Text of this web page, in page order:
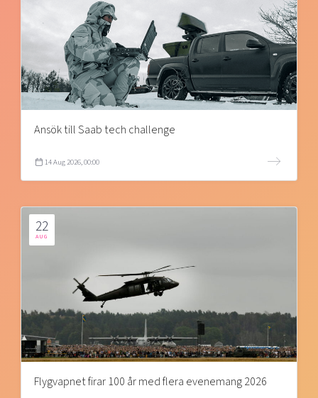
Ansök till Saab tech challenge
14 Aug 2026, 00:00
22
AUG
Flygvapnet firar 100 år med flera evenemang 2026